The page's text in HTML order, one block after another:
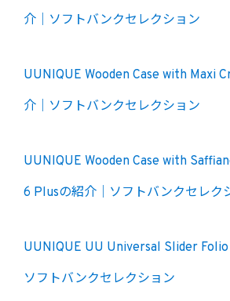
介｜ソフトバンクセレクション
UUNIQUE Wooden Case with Maxi
介｜ソフトバンクセレクション
UUNIQUE Wooden Case with
6 Plusの紹介｜ソフトバンクセレク
UUNIQUE UU Universal Slider Folio
ソフトバンクセレクション